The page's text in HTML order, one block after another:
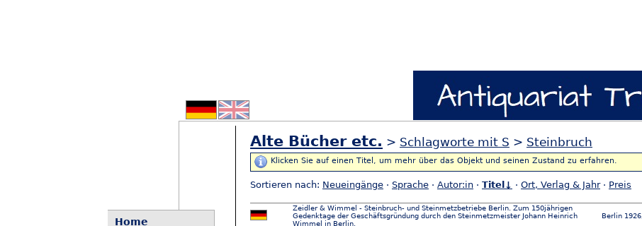
Home
Alte Bücher etc. > Schlagworte mit S > Steinbruch
Klicken Sie auf einen Titel, um mehr über das Objekt und seinen Zustand zu erfahren.
Sortieren nach: Neueingänge · Sprache · Autor:in · Titel↓ · Ort, Verlag & Jahr· Preis
Zeidler & Wimmel - Steinbruch- und Steinmetzbetriebe Berlin. Zum 150jährigen
Gedenktage der Geschäftsgründung durch den Steinmetzmeister Johann Heinrich
Wimmel in Berlin.
Berlin 1926,